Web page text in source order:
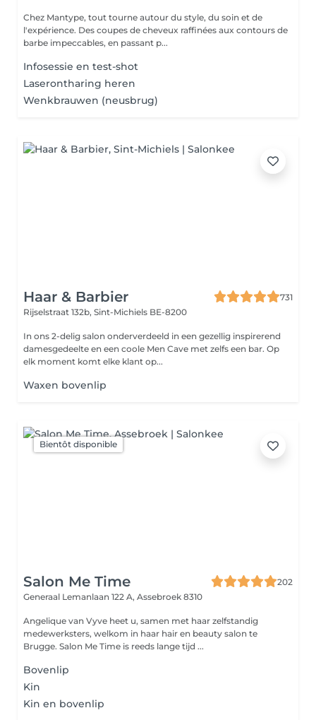
Chez Mantype, tout tourne autour du style, du soin et de
l'expérience. Des coupes de cheveux raffinées aux contours de
barbe impeccables, en passant p...
Infosessie en test-shot
Laserontharing heren
Wenkbrauwen (neusbrug)
Haar & Barbier
731
Rijselstraat 132b, Sint-Michiels BE-8200
In ons 2-delig salon onderverdeeld in een gezellig inspirerend
damesgedeelte en een coole Men Cave met zelfs een bar. Op
elk moment komt elke klant op...
Waxen bovenlip
Bientôt disponible
Salon Me Time
202
Generaal Lemanlaan 122 A, Assebroek 8310
Angelique van Vyve heet u, samen met haar zelfstandig
medewerksters, welkom in haar hair en beauty salon te
Brugge. Salon Me Time is reeds lange tijd ...
Bovenlip
Kin
Kin en bovenlip